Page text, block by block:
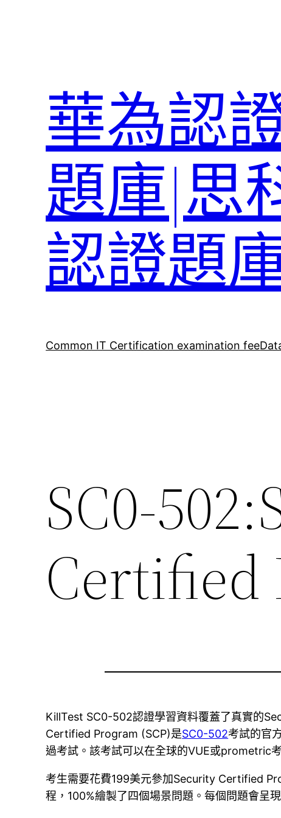
華為認
題庫|思
認證題
Common IT Certification examination fee
SC0-
Certified
KillTest SC0-502認證學習資料覆蓋了真實的
Certified Program (SCP)是SC0-502考試的官
過考試。該考試可以在全球的VUE或prometric
考生需要花費199美元參加Security Certified
程，100%繪製了四個場景問題。每個問題會呈